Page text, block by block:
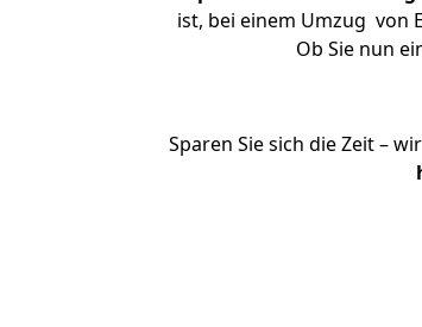
ist, bei einem Umzug von
Ob Sie nun
Sparen Sie sich die Zeit –